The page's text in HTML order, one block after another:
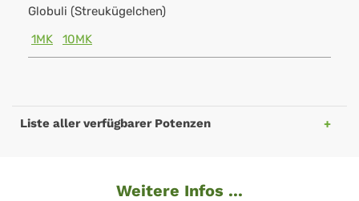
Globuli (Streukügelchen)
1MK
10MK
Liste aller verfügbarer Potenzen
Weitere Infos ...